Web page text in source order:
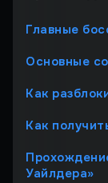
Главные
Основные
Как
Как
Уайлдера»